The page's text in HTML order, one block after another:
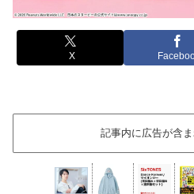
X
記事内に広告が含ま